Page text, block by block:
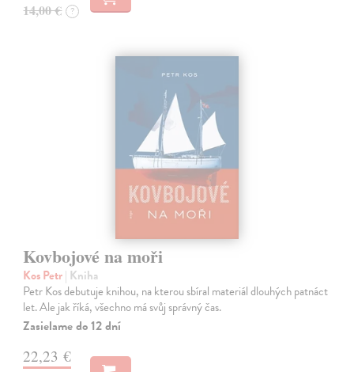
14,00 € ?
Kovbojové na moři
Kos Petr| Kniha
Petr Kos debutuje knihou, na kterou sbíral materiál dlouhých patnáct
let. Ale jak říká, všechno má svůj správný čas.
Zasielame do 12 dní
22,23 €